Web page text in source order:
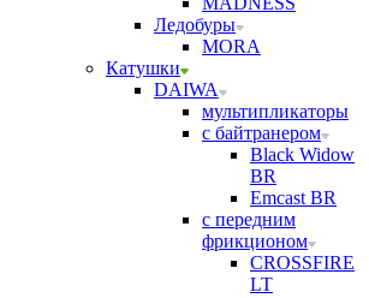
Ледобуры
MORA
Катушки
DAIWA
мультипликаторы
с байтранером
Black Widow
BR
Emcast BR
с передним
фрикционом
CROSSFIRE
LT